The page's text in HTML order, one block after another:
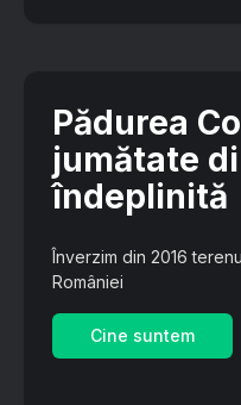
Pădurea
jumătate
îndeplinită
Înverzim din 2016
României
Cine suntem